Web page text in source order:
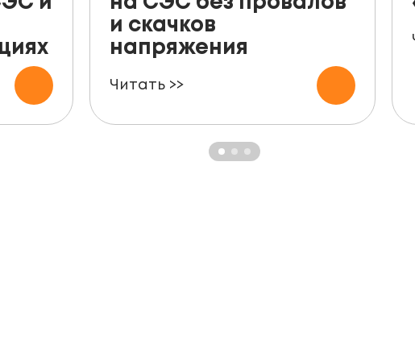
и скачков
напряжения
Читать >>